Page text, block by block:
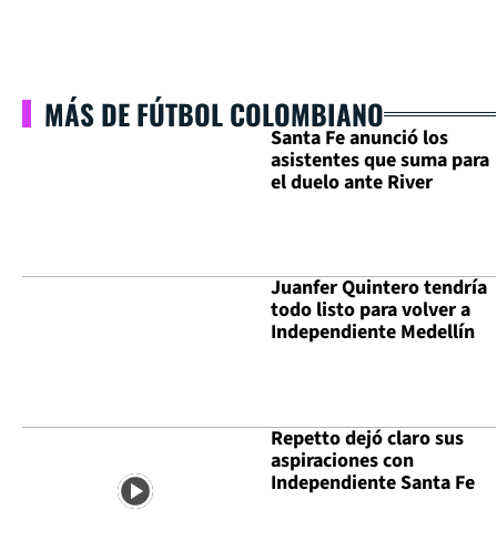
MÁS DE FÚTBOL COLOMBIANO
Santa Fe anunció los
asistentes que suma para
el duelo ante River
Juanfer Quintero tendría
todo listo para volver a
Independiente Medellín
Repetto dejó claro sus
aspiraciones con
Independiente Santa Fe